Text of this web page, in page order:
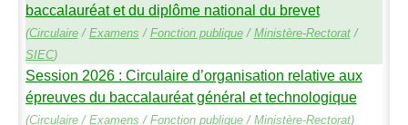
baccalauréat et du diplôme national du brevet
(Circulaire/ Examens / Fonction publique/ Ministère-Rectorat/
SIEC)
Session 2026 : Circulaire d’organisation relative aux
épreuves du baccalauréat général et technologique
(Circulaire/ Examens / Fonction publique/ Ministère-Rectorat)